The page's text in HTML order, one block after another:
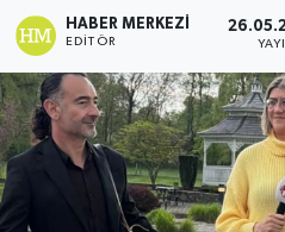
HABER MERKEZI
EDITÖR
Son Dakika Haberleri
Haber Arşivi